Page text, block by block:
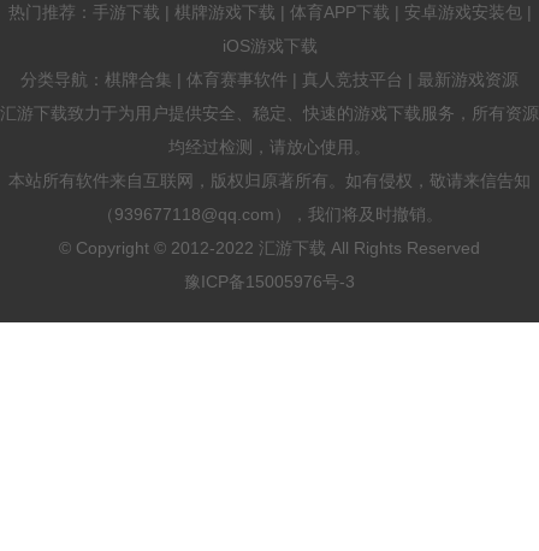
热门推荐：手游下载 | 棋牌游戏下载 | 体育APP下载 | 安卓游戏安装包 |
iOS游戏下载
分类导航：棋牌合集 | 体育赛事软件 | 真人竞技平台 | 最新游戏资源
汇游下载致力于为用户提供安全、稳定、快速的游戏下载服务，所有资源
均经过检测，请放心使用。
本站所有软件来自互联网，版权归原著所有。如有侵权，敬请来信告知
（939677118@qq.com），我们将及时撤销。
© Copyright © 2012-2022 汇游下载 All Rights Reserved
豫ICP备15005976号-3